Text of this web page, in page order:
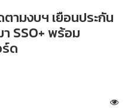
ามงบฯ เยือนประกัน
SSO+ พร้อม
ด